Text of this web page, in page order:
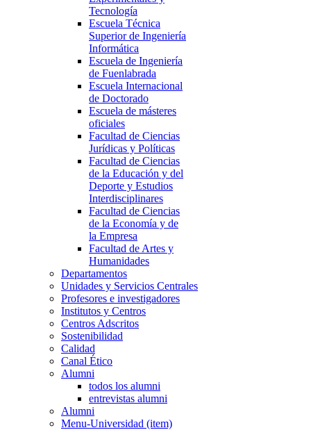
Tecnología
Escuela Técnica
Superior de Ingeniería
Informática
Escuela de Ingeniería
de Fuenlabrada
Escuela Internacional
de Doctorado
Escuela de másteres
oficiales
Facultad de Ciencias
Jurídicas y Políticas
Facultad de Ciencias
de la Educación y del
Deporte y Estudios
Interdisciplinares
Facultad de Ciencias
de la Economía y de
la Empresa
Facultad de Artes y
Humanidades
Departamentos
Unidades y Servicios Centrales
Profesores e investigadores
Institutos y Centros
Centros Adscritos
Sostenibilidad
Calidad
Canal Ético
Alumni
todos los alumni
entrevistas alumni
Alumni
Menu-Universidad (item)